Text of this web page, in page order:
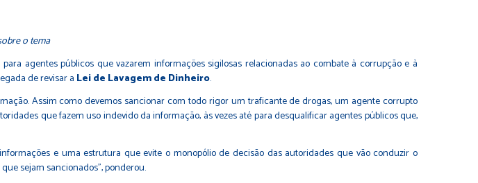
o tema
agentes públicos que vazarem informações sigilosas relacionadas ao combate à corrupção e à
de revisar a Lei de Lavagem de Dinheiro.
Assim como devemos sancionar com todo rigor um traficante de drogas, um agente corrupto
que fazem uso indevido da informação, às vezes até para desqualificar agentes públicos que,
e uma estrutura que evite o monopólio de decisão das autoridades que vão conduzir o
sejam sancionados”, ponderou.